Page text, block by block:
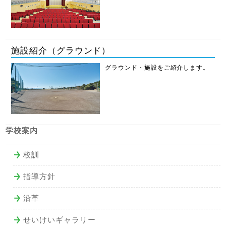
施設紹介（グラウンド）
グラウンド・施設をご紹介します。
学校案内
校訓
指導方針
沿革
せいけいギャラリー